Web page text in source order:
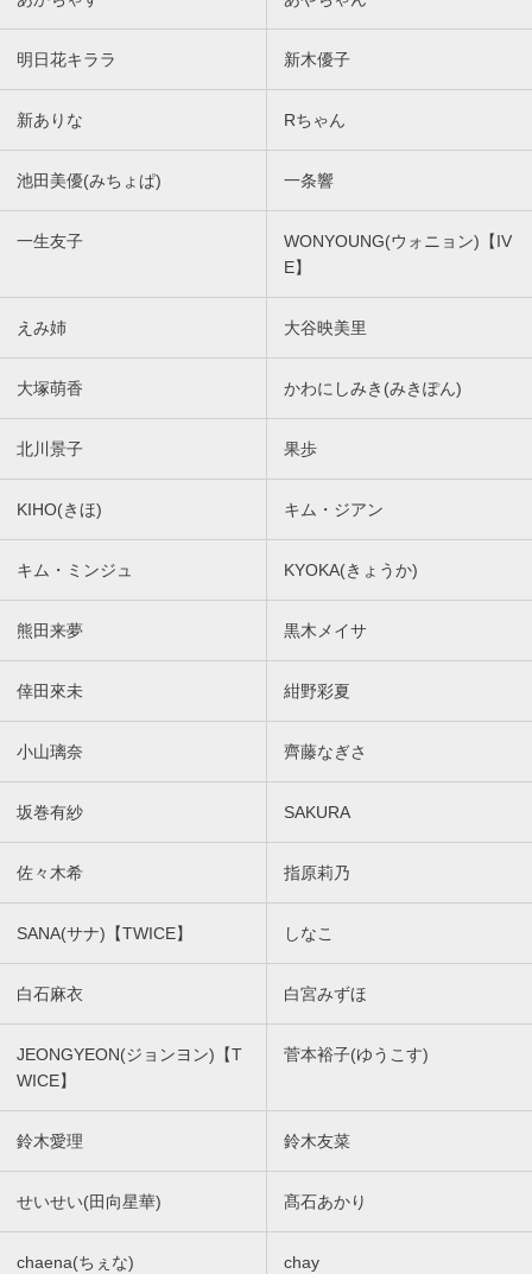
明日花キララ 新木優子
新ありな Rちゃん
池田美優(みちょぱ) 一条響
一生友子
WONYOUNG(ウォニョン)【IV
E】
えみ姉 大谷映美里
大塚萌香 かわにしみき(みきぽん)
北川景子 果歩
KIHO(きほ) キム・ジアン
キム・ミンジュ KYOKA(きょうか)
熊田来夢 黒木メイサ
倖田來未 紺野彩夏
小山璃奈 齊藤なぎさ
坂巻有紗 SAKURA
佐々木希 指原莉乃
SANA(サナ)【TWICE】 しなこ
白石麻衣 白宮みずほ
JEONGYEON(ジョンヨン)【T
WICE】
菅本裕子(ゆうこす)
鈴木愛理 鈴木友菜
せいせい(田向星華) 髙石あかり
chaena(ちぇな) chay